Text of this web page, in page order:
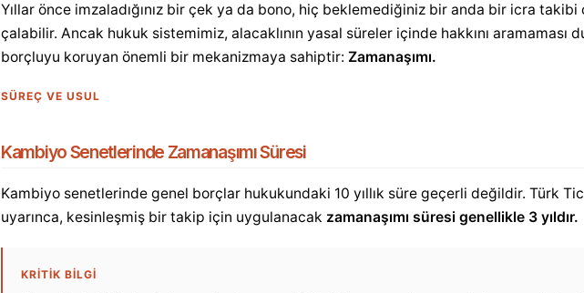
Yıllar önce imzaladığınız bir çek ya da bono, hiç beklemediğiniz bir anda bir icra takibi
çalabilir. Ancak hukuk sistemimiz, alacaklının yasal süreler içinde hakkını aramaması
borçluyu koruyan önemli bir mekanizmaya sahiptir: Zamanaşımı.
SÜREÇ VE USUL
Kambiyo Senetlerinde Zamanaşımı Süresi
Kambiyo senetlerinde genel borçlar hukukundaki 10 yıllık süre geçerli değildir. Türk
uyarınca, kesinleşmiş bir takip için uygulanacak zamanaşımı süresi genellikle 3 yıldır.
KRİTİK BİLGİ